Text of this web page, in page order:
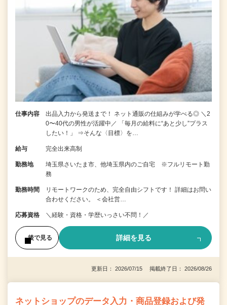
仕事内容
出品入力から発送まで！ ネット通販の仕組みが学べる◎ ＼2
0〜40代の男性が活躍中／ 「毎月の給料に“あと少し”プラス
したい！」 ⇒そんな〈目標〉を…
給与 完全出来高制
勤務地
埼玉県さいたま市、他埼玉県内のご自宅 ※フルリモート勤
務
勤務時間
リモートワークのため、完全自由シフトです！ 詳細はお問い
合わせください。 ＜会社営…
応募資格 ＼経験・資格・学歴いっさい不問！／
後で見る 詳細を見る
更新日： 2026/07/15 掲載終了日： 2026/08/26
ネットショップのデータ入力・商品登録および発